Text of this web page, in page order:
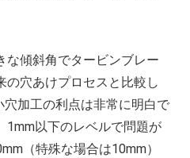
な傾斜角でタービンブレー
の穴あけプロセスと比較し
穴加工の利点は非常に明白で
1mm以下のレベルで問題が
（特殊な場合は10mm）